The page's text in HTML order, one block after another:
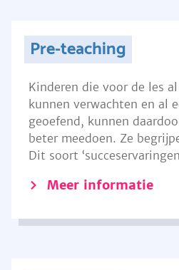
Pre-teaching
Kinderen die voor de les
kunnen verwachten en al
geoefend, kunnen
beter meedoen. Ze
Dit soort
Meer informatie